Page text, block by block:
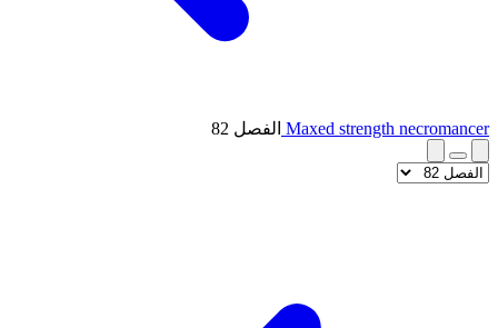
Maxed strength necromancer الفصل 82